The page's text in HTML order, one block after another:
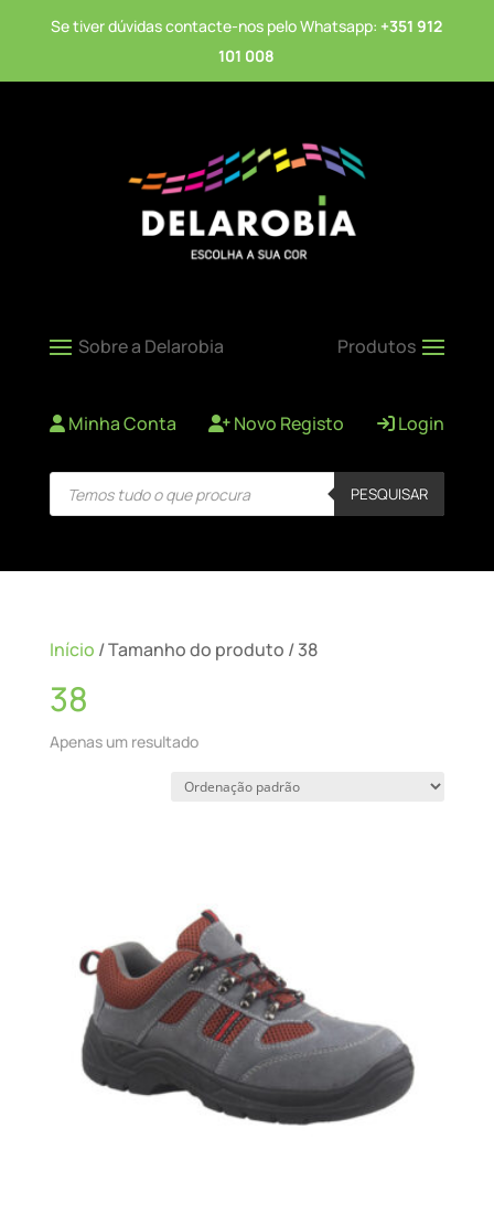
Se tiver dúvidas contacte-nos pelo Whatsapp: +351 912
101 008
Minha Conta Novo Registo Login
Products
search PESQUISAR
Início / Tamanho do produto / 38
38
Apenas um resultado